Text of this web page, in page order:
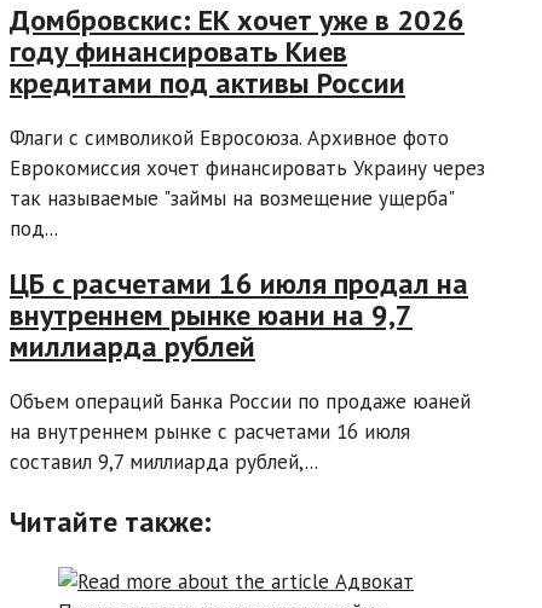
Домбровскис: ЕК хочет уже в 2026
году финансировать Киев
кредитами под активы России
Флаги с символикой Евросоюза. Архивное фото
Еврокомиссия хочет финансировать Украину через
так называемые "займы на возмещение ущерба"
под...
ЦБ с расчетами 16 июля продал на
внутреннем рынке юани на 9,7
миллиарда рублей
Объем операций Банка России по продаже юаней
на внутреннем рынке с расчетами 16 июля
составил 9,7 миллиарда рублей,...
Читайте также: